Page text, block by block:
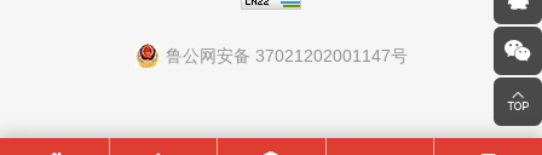
鲁公网安备 37021202001147号